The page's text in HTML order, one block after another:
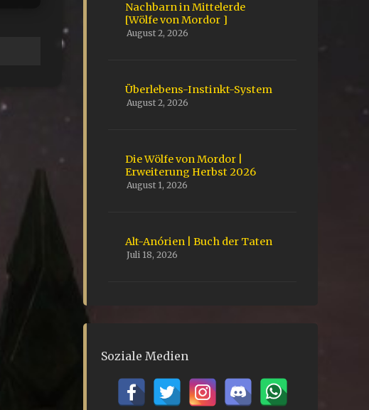
Nachbarn in Mittelerde
[Wölfe von Mordor ]
August 2, 2026
Überlebens-Instinkt-System
August 2, 2026
Die Wölfe von Mordor |
Erweiterung Herbst 2026
August 1, 2026
Alt-Anórien | Buch der Taten
Juli 18, 2026
Soziale Medien